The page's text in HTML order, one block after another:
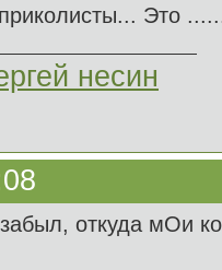
Это
несин
откуда мОи